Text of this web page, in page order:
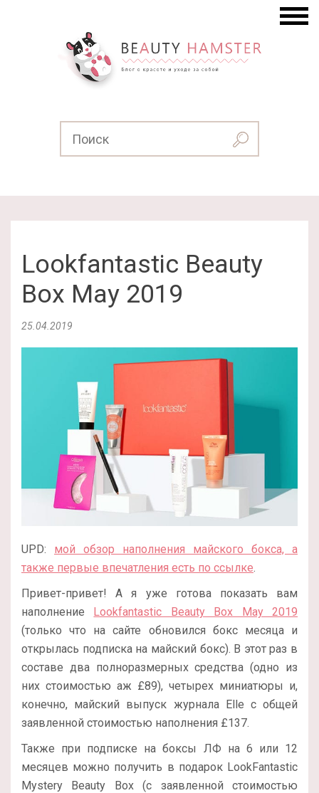
Lookfantastic Beauty
Box May 2019
25.04.2019
UPD: мой обзор наполнения майского бокса, а
также первые впечатления есть по ссылке.
Привет-привет! А я уже готова показать вам
наполнение Lookfantastic Beauty Box May 2019
(только что на сайте обновился бокс месяца и
открылась подписка на майский бокс). В этот раз в
составе два полноразмерных средства (одно из
них стоимостью аж £89), четырех миниатюры и,
конечно, майский выпуск журнала Elle с общей
заявленной стоимостью наполнения £137.
Также при подписке на боксы ЛФ на 6 или 12
месяцев можно получить в подарок LookFantastic
Mystery Beauty Box (с заявленной стоимостью